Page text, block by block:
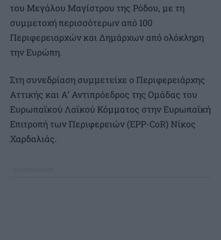
του Μεγάλου Μαγίστρου της Ρόδου, με τη
συμμετοχή περισσότερων από 100
Περιφερειαρχών και Δημάρχων από ολόκληρη
την Ευρώπη.
Στη συνεδρίαση συμμετείχε ο Περιφερειάρχης
Αττικής και Α’ Αντιπρόεδρος της Ομάδας του
Ευρωπαϊκού Λαϊκού Κόμματος στην Ευρωπαϊκή
Επιτροπή των Περιφερειών (EPP-CoR) Νίκος
Χαρδαλιάς.